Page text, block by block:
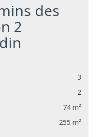
des
2
3
2
74 m²
255 m²